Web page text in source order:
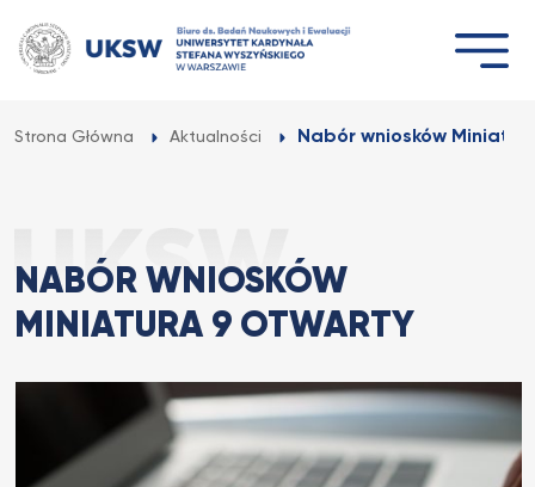
do
treści
Strona Główna Aktualności Nabór wniosków
NABÓR WNIOSKÓW
MINIATURA 9 OTWARTY